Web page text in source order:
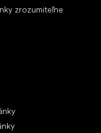
zrozumiteľne